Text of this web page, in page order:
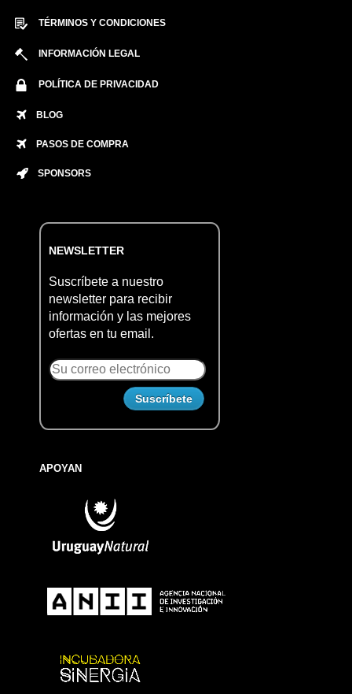
TÉRMINOS Y CONDICIONES
INFORMACIÓN LEGAL
POLÍTICA DE PRIVACIDAD
BLOG
PASOS DE COMPRA
SPONSORS
NEWSLETTER
Suscríbete a nuestro
newsletter para recibir
información y las mejores
ofertas en tu email.
APOYAN